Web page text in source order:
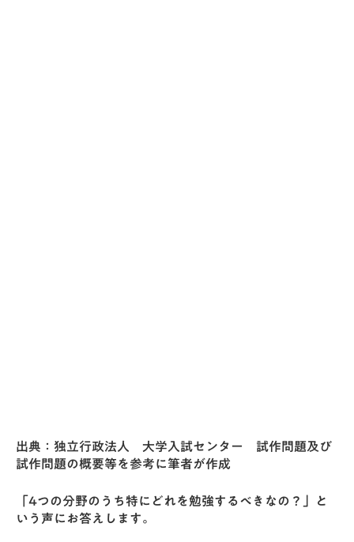
出典：独立行政法人 大学入試センター 試作問題及び
試作問題の概要等を参考に筆者が作成
「4つの分野のうち特にどれを勉強するべきなの？」と
いう声にお答えします。